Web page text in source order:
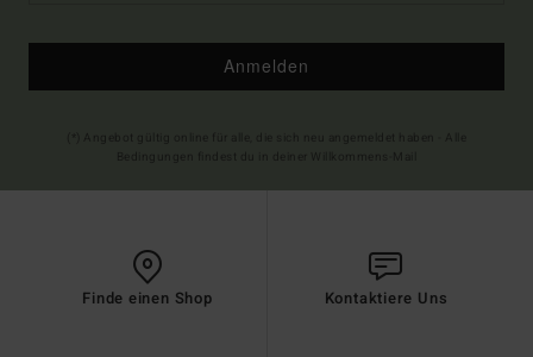
Anmelden
Finde einen Shop Kontaktiere Uns